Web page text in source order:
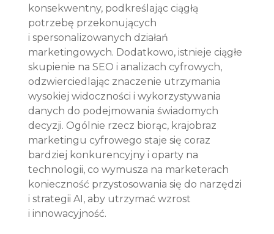
konsekwentny, podkreślając ciągłą
potrzebę przekonujących
i spersonalizowanych działań
marketingowych. Dodatkowo, istnieje ciągłe
skupienie na SEO i analizach cyfrowych,
odzwierciedlając znaczenie utrzymania
wysokiej widoczności i wykorzystywania
danych do podejmowania świadomych
decyzji. Ogólnie rzecz biorąc, krajobraz
marketingu cyfrowego staje się coraz
bardziej konkurencyjny i oparty na
technologii, co wymusza na marketerach
konieczność przystosowania się do narzędzi
i strategii AI, aby utrzymać wzrost
i innowacyjność.